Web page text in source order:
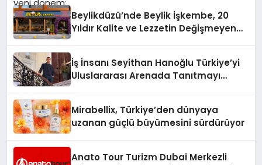
Beylikdüzü’nde Beylik İşkembe, 20
Yıldır Kalite ve Lezzetin Değişmeyen
İş İnsanı Seyithan Hanoğlu Türkiye’yi
Uluslararası Arenada Tanıtmayı
Mirabellix, Türkiye’den dünyaya
uzanan güçlü büyümesini sürdürüyor
Anato Tour Turizm Dubai Merkezli